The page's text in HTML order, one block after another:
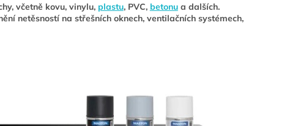
včetně kovu, vinylu, plastu, PVC, betonua dalších.
netěsností na střešních oknech, ventilačních systémech,